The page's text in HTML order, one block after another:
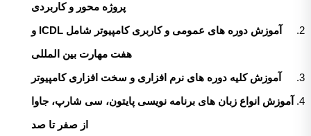
پروژه محور و کاربردی
آموزش دوره های عمومی و کاربری کامپیوتر شامل ICDL و
هفت مهارت بین المللی
آموزش کلیه دوره های نرم افزاری و سخت افزاری کامپیوتر
آموزش انواع زبان های برنامه نویسی پایتون، سی شارپ، جاوا
از صفر تا صد